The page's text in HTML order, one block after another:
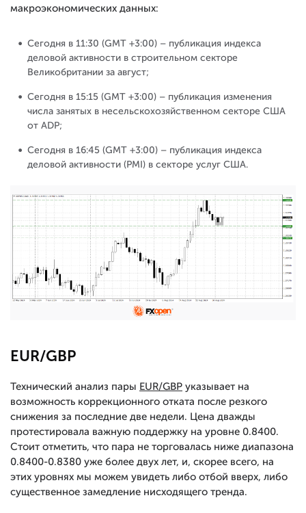
макроэкономических данных:
Сегодня в 11:30 (GMT +3:00) – публикация индекса
деловой активности в строительном секторе
Великобритании за август;
Сегодня в 15:15 (GMT +3:00) – публикация изменения
числа занятых в несельскохозяйственном секторе США
от ADP;
Сегодня в 16:45 (GMT +3:00) – публикация индекса
деловой активности (PMI) в секторе услуг США.
EUR/GBP
Технический анализ пары EUR/GBP указывает на
возможность коррекционного отката после резкого
снижения за последние две недели. Цена дважды
протестировала важную поддержку на уровне 0.8400.
Стоит отметить, что пара не торговалась ниже диапазона
0.8400-0.8380 уже более двух лет, и, скорее всего, на
этих уровнях мы можем увидеть либо отбой вверх, либо
существенное замедление нисходящего тренда.